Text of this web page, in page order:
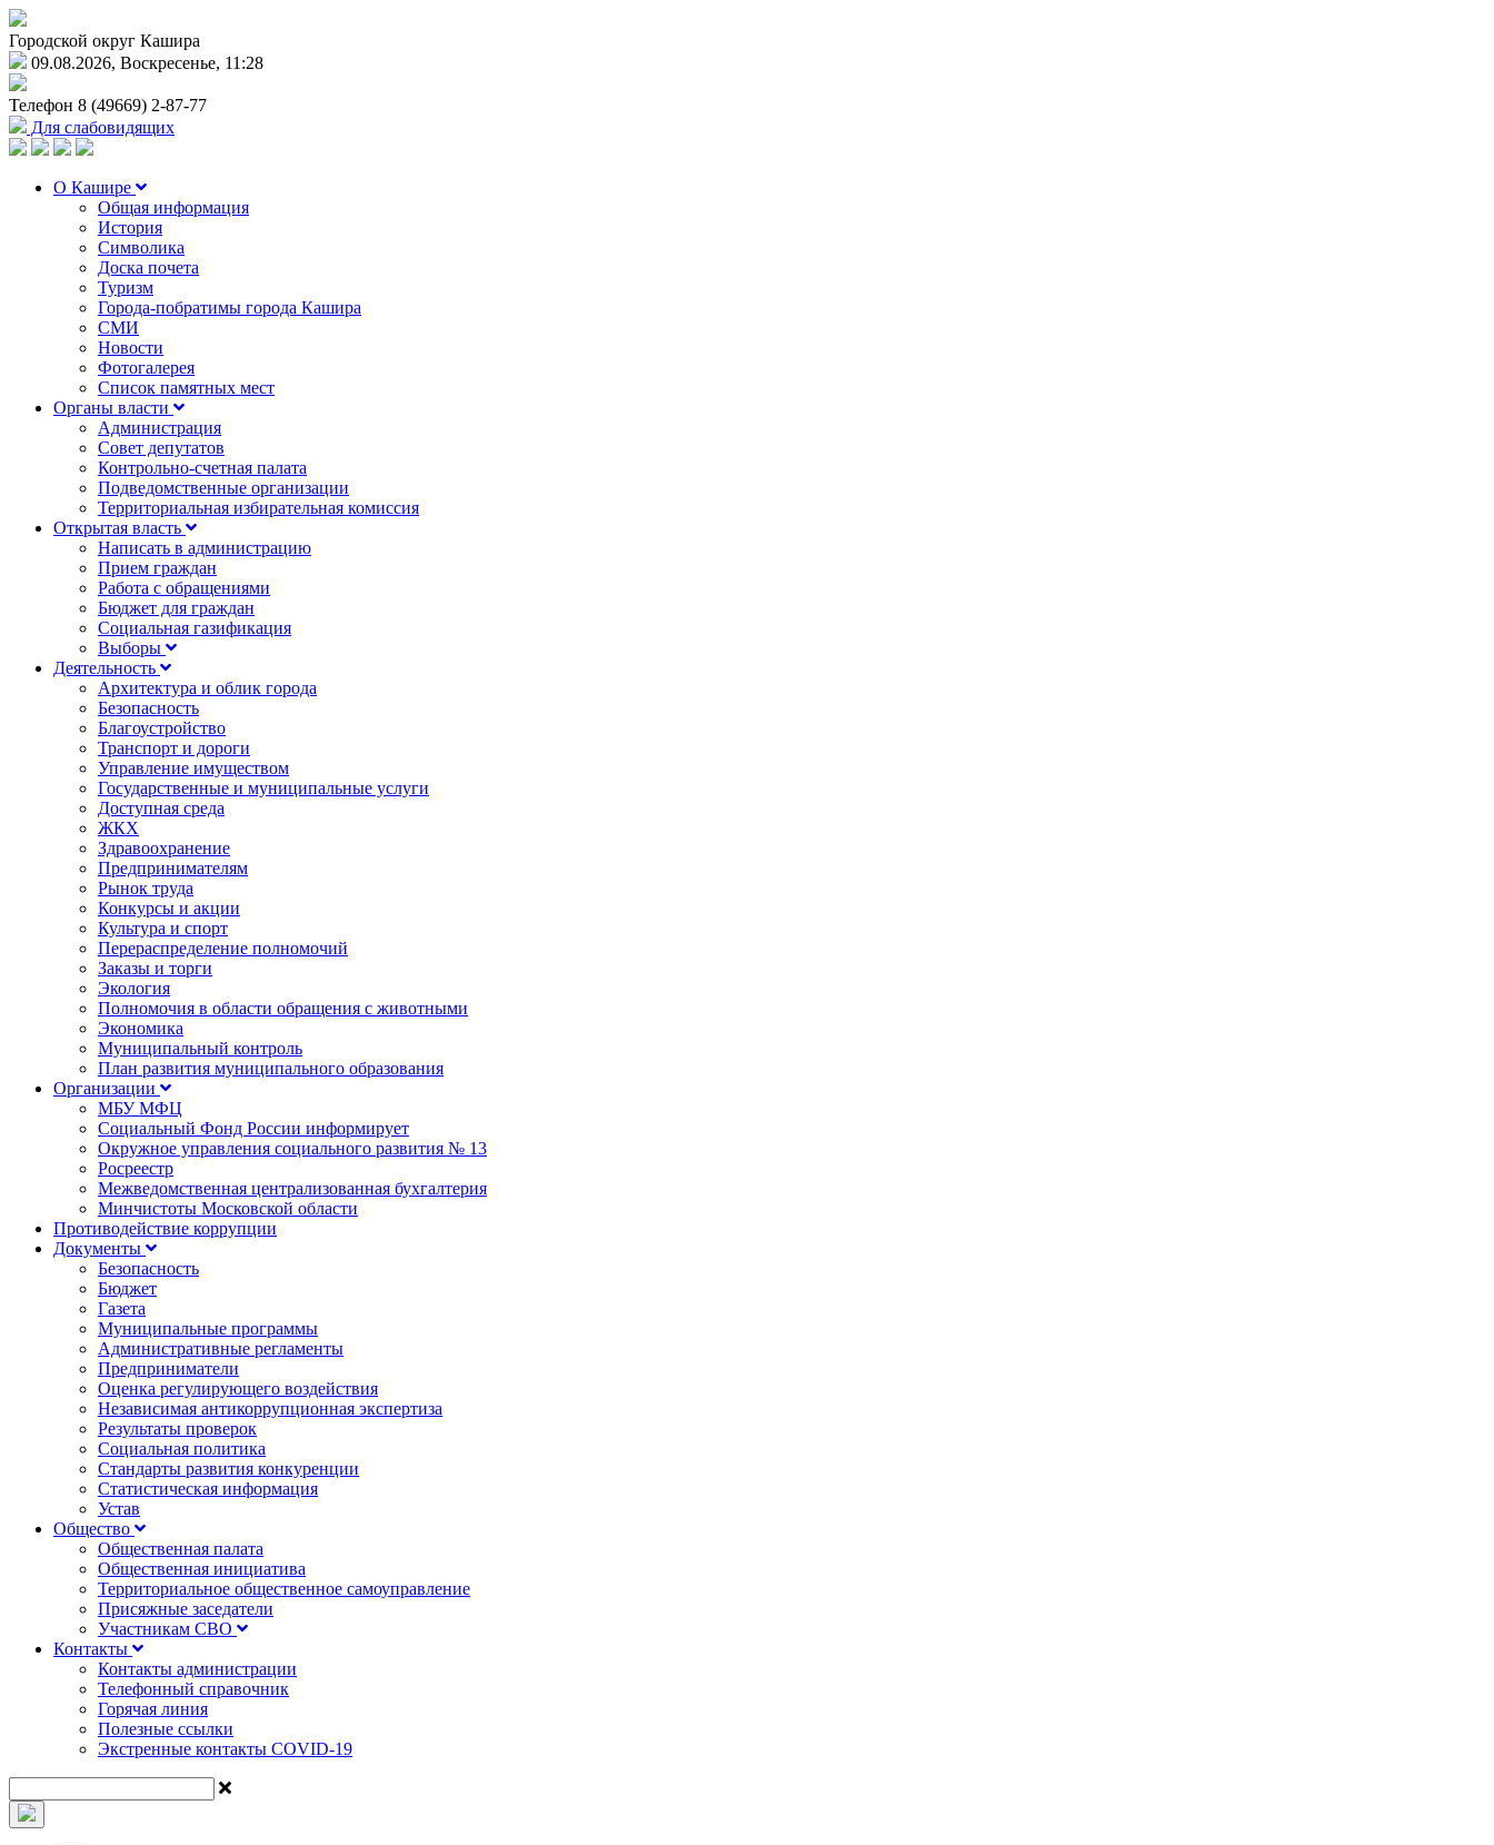
Городской округ Кашира
09.08.2026, Воскресенье, 11:28
Телефон 8 (49669) 2-87-77
Для слабовидящих
О Кашире
Общая информация
История
Символика
Доска почета
Туризм
Города-побратимы города Кашира
СМИ
Новости
Фотогалерея
Список памятных мест
Органы власти
Администрация
Совет депутатов
Контрольно-счетная палата
Подведомственные организации
Территориальная избирательная комиссия
Открытая власть
Написать в администрацию
Прием граждан
Работа с обращениями
Бюджет для граждан
Социальная газификация
Выборы
Деятельность
Архитектура и облик города
Безопасность
Благоустройство
Транспорт и дороги
Управление имуществом
Государственные и муниципальные услуги
Доступная среда
ЖКХ
Здравоохранение
Предпринимателям
Рынок труда
Конкурсы и акции
Культура и спорт
Перераспределение полномочий
Заказы и торги
Экология
Полномочия в области обращения с животными
Экономика
Муниципальный контроль
План развития муниципального образования
Организации
МБУ МФЦ
Социальный Фонд России информирует
Окружное управления социального развития № 13
Росреестр
Межведомственная централизованная бухгалтерия
Минчистоты Московской области
Противодействие коррупции
Документы
Безопасность
Бюджет
Газета
Муниципальные программы
Административные регламенты
Предприниматели
Оценка регулирующего воздействия
Независимая антикоррупционная экспертиза
Результаты проверок
Социальная политика
Стандарты развития конкуренции
Статистическая информация
Устав
Общество
Общественная палата
Общественная инициатива
Территориальное общественное самоуправление
Присяжные заседатели
Участникам СВО
Контакты
Контакты администрации
Телефонный справочник
Горячая линия
Полезные ссылки
Экстренные контакты COVID-19